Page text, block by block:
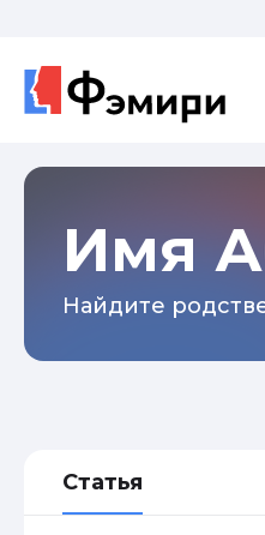
Имя
Найдите
Статья